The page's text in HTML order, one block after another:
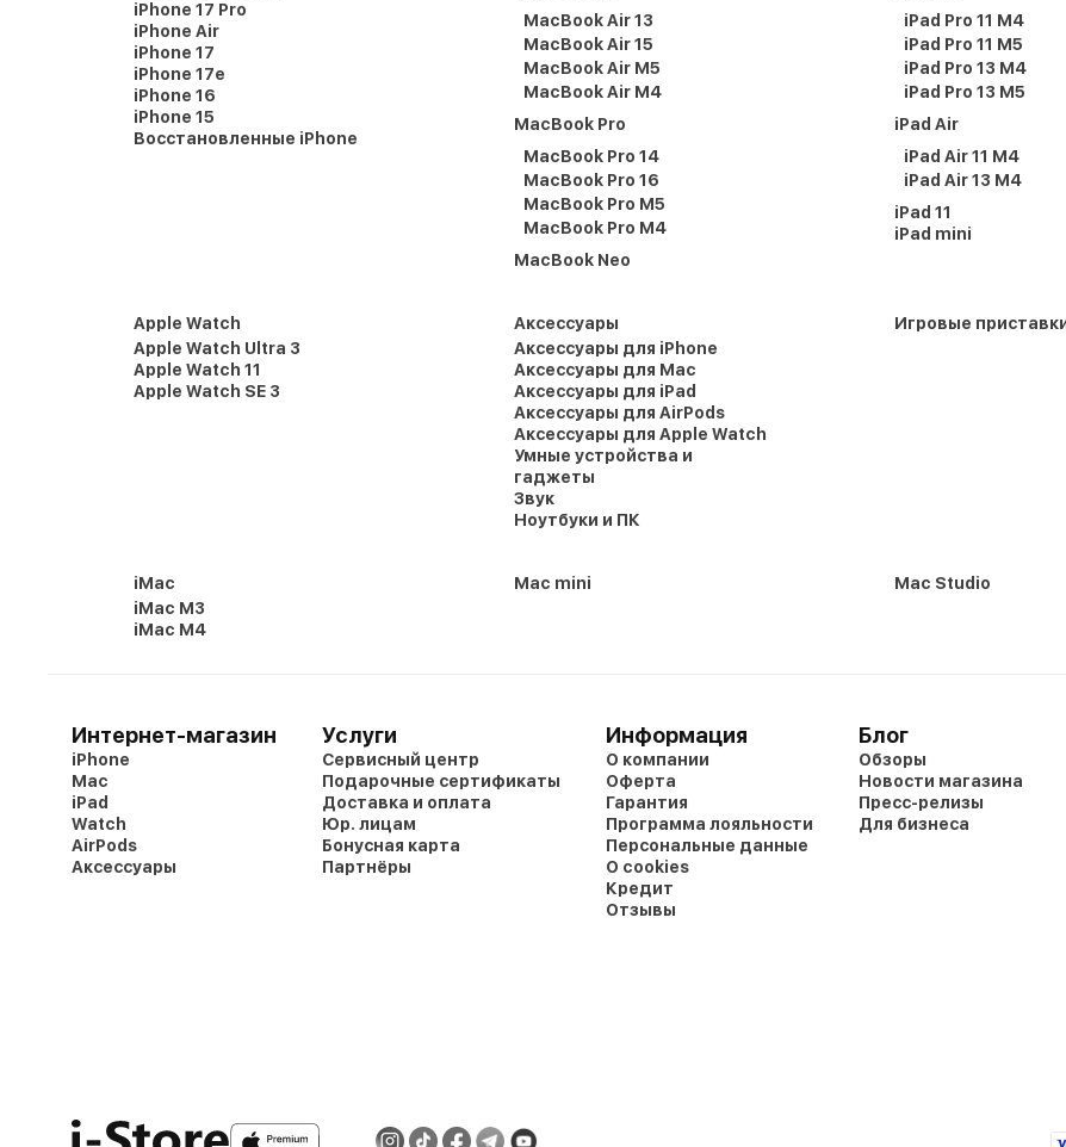
iPhone 17 Pro
iPhone Air
iPhone 17
iPhone 17e
iPhone 16
iPhone 15
Восстановленные iPhone
MacBook Air 13
MacBook Air 15
MacBook Air M5
MacBook Air M4
MacBook Pro
MacBook Pro 14
MacBook Pro 16
MacBook Pro M5
MacBook Pro M4
MacBook Neo
iPad Pro 11 M4
iPad Pro 11 M5
iPad Pro 13 M4
iPad Pro 13 M5
iPad Air
iPad Air 11 M4
iPad Air 13 M4
iPad 11
iPad mini
Apple Watch
Apple Watch Ultra 3
Apple Watch 11
Apple Watch SE 3
Аксессуары
Аксессуары для iPhone
Аксессуары для Mac
Аксессуары для iPad
Аксессуары для AirPods
Аксессуары для Apple Watch
Умные устройства и
гаджеты
Звук
Ноутбуки и ПК
Игровые
iMac
iMac M3
iMac M4
Mac mini Mac Studio
Интернет-магазин
iPhone
Mac
iPad
Watch
AirPods
Аксессуары
Услуги
Сервисный центр
Подарочные сертификаты
Доставка и оплата
Юр. лицам
Бонусная карта
Партнёры
Информация
О компании
Оферта
Гарантия
Программа лояльности
Персональные данные
О cookies
Кредит
Отзывы
Блог
Обзоры
Новости магазина
Пресс-релизы
Для бизнеса